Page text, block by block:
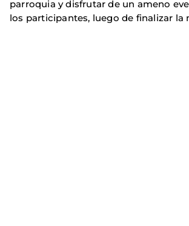
parroquia y disfrutar de un ameno
los participantes, luego de finalizar la